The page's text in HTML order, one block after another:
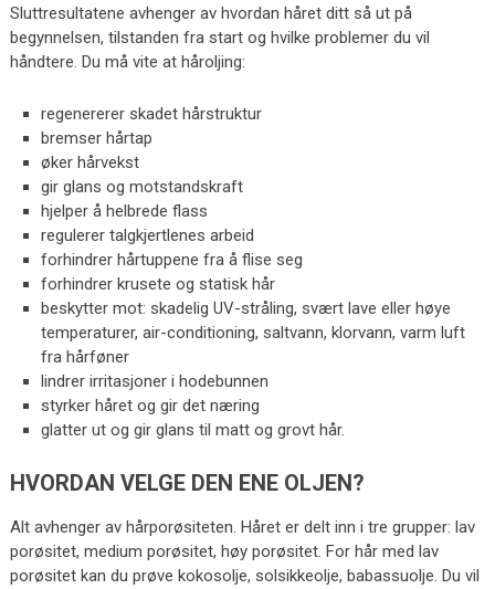
Sluttresultatene avhenger av hvordan håret ditt så ut på
begynnelsen, tilstanden fra start og hvilke problemer du vil
håndtere. Du må vite at håroljing:
regenererer skadet hårstruktur
bremser hårtap
øker hårvekst
gir glans og motstandskraft
hjelper å helbrede flass
regulerer talgkjertlenes arbeid
forhindrer hårtuppene fra å flise seg
forhindrer krusete og statisk hår
beskytter mot: skadelig UV-stråling, svært lave eller høye
temperaturer, air-conditioning, saltvann, klorvann, varm luft
fra hårføner
lindrer irritasjoner i hodebunnen
styrker håret og gir det næring
glatter ut og gir glans til matt og grovt hår.
HVORDAN VELGE DEN ENE OLJEN?
Alt avhenger av hårporøsiteten. Håret er delt inn i tre grupper: lav
porøsitet, medium porøsitet, høy porøsitet. For hår med lav
porøsitet kan du prøve kokosolje, solsikkeolje, babassuolje. Du vil